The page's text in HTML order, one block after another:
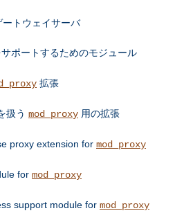
トウェイサーバ
ポートするためのモジュール
拡張
扱う mod_proxy 用の拡張
proxy extension for mod_proxy
for mod_proxy
support module for mod_proxy